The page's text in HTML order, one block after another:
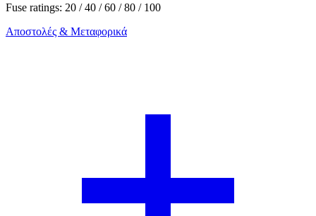
Fuse ratings: 20 / 40 / 60 / 80 / 100
Αποστολές & Μεταφορικά